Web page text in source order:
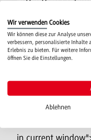
Heilbronn, der
Leadpartner und
Gruppe = OPG)
Wir verwenden Cookies
Wir können diese zur Analyse
verbessern, personalisierte Inhalte
Erlebnis zu bieten. Für weitere
öffnen Sie die Einstellungen.
Ablehnen